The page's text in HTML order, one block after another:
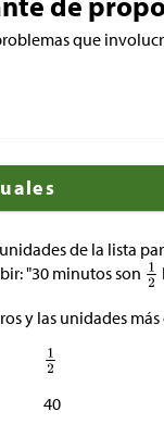
que
de la lista
"30 minutos son
y las unidades
40